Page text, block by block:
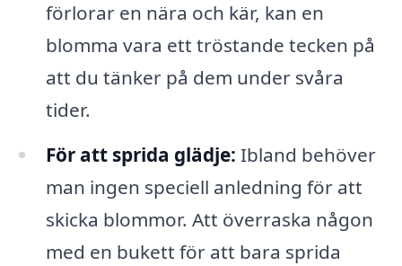
förlorar en nära och kär, kan en
blomma vara ett tröstande tecken på
att du tänker på dem under svåra
tider.
För att sprida glädje: Ibland behöver
man ingen speciell anledning för att
skicka blommor. Att överraska någon
med en bukett för att bara sprida